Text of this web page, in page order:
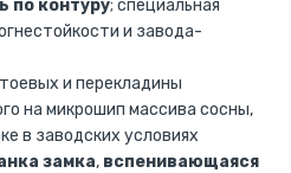
по контуру; специальная
и завода-
и перекладины
на микрошип массива сосны,
в заводских условиях
замка, вспенивающаяся